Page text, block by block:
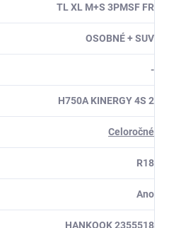
TL XL M+S 3PMSF FR
OSOBNÉ + SUV
-
H750A KINERGY 4S 2
Celoročné
R18
Ano
HANKOOK 2355518